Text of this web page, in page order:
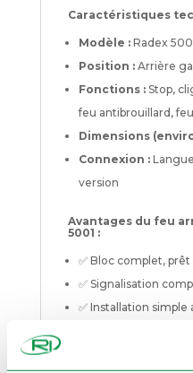
Caractéristiques
Modèle :Radex
Position :Arrière
Fonctions :Stop,
feu antibrouillard,
Dimensions
Connexion :
version
Avantages du feu
5001 :
✅ Bloc complet, prêt
✅ Signalisation
✅ Installation